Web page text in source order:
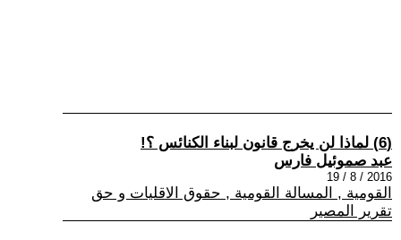
(6) لماذا لن يخرج قانون لبناء الكنائس ؟!
عبد صموئيل فارس
2016 / 8 / 19
القومية , المسالة القومية , حقوق الاقليات و حق
تقرير المصير